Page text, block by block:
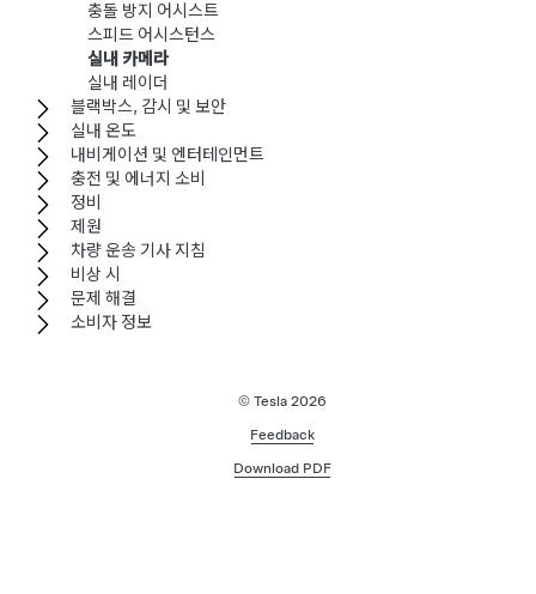
충돌 방지 어시스트
스피드 어시스턴스
실내 카메라
실내 레이더
블랙박스, 감시 및 보안
실내 온도
내비게이션 및 엔터테인먼트
충전 및 에너지 소비
정비
제원
차량 운송 기사 지침
비상 시
문제 해결
소비자 정보
© Tesla 2026
Feedback
Download PDF